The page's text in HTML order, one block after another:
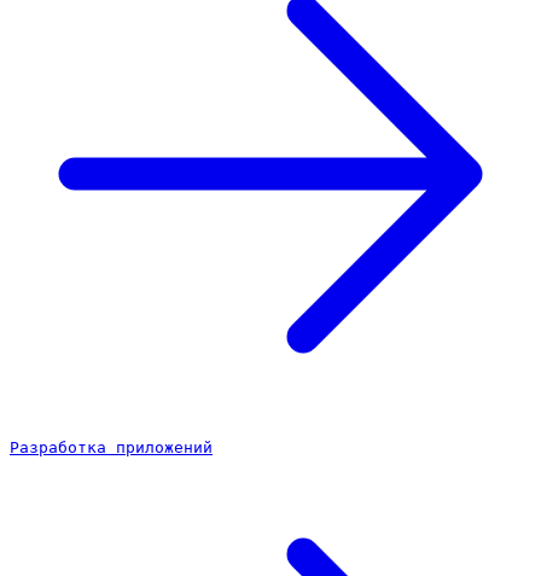
Разработка приложений